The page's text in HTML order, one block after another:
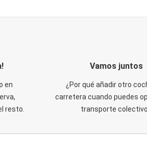
en
resto.
Vamos juntos
¿Por qué añadir otro
carretera cuando puedes
transporte